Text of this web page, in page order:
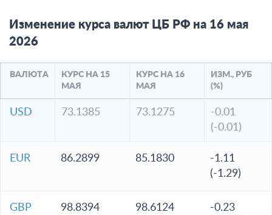
Изменение курса валют ЦБ РФ на 16 мая
2026
ВАЛЮТА
КУРС НА 15
МАЯ
КУРС НА 16
МАЯ
ИЗМ., РУБ
(%)
USD 73.1385 73.1275
-0.01
(-0.01)
EUR 86.2899 85.1830
-1.11
(-1.29)
GBP 98.8394 98.6124
-0.23